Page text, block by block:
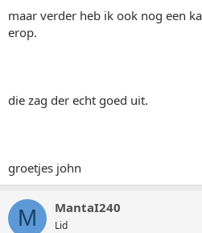
maar verder heb ik ook nog een
erop.
die zag der echt goed uit.
groetjes john
M MantaI240
Lid